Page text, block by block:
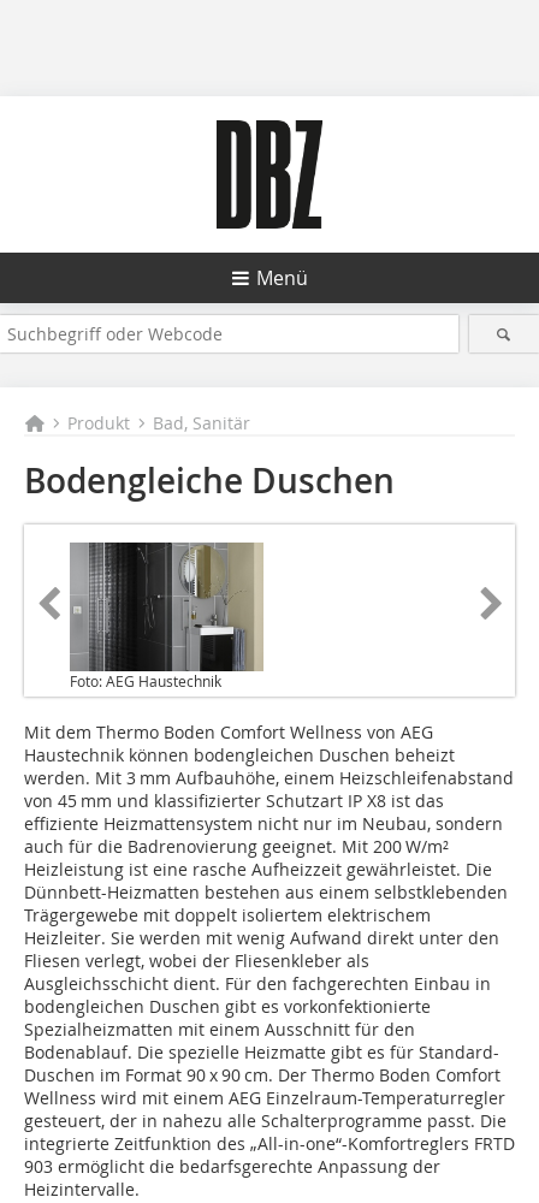
Menü
Produkt Bad, Sanitär
Bodengleiche Duschen
Foto: AEG Haustechnik
Mit dem Thermo Boden Comfort Wellness von AEG
Haustechnik können bodengleichen Duschen beheizt
werden. Mit 3 mm Aufbauhöhe, einem Heizschleifenabstand
von 45 mm und klassifizierter Schutzart IP X8 ist das
effiziente Heizmattensystem nicht nur im Neubau, sondern
auch für die Badrenovierung geeignet. Mit 200 W/m²
Heizleistung ist eine rasche Aufheizzeit gewährleistet. Die
Dünnbett-Heizmatten bestehen aus einem selbstklebenden
Trägergewebe mit doppelt isoliertem elektrischem
Heizleiter. Sie werden mit wenig Aufwand direkt unter den
Fliesen verlegt, wobei der Fliesenkleber als
Ausgleichsschicht dient. Für den fachgerechten Einbau in
bodengleichen Duschen gibt es vorkonfektionierte
Spezialheizmatten mit einem Ausschnitt für den
Bodenablauf. Die spezielle Heizmatte gibt es für Standard-
Duschen im Format 90 x 90 cm. Der Thermo Boden Comfort
Wellness wird mit einem AEG Einzelraum-Temperaturregler
gesteuert, der in nahezu alle Schalterprogramme passt. Die
integrierte Zeitfunktion des „All-in-one“-Komfortreglers FRTD
903 ermöglicht die bedarfsgerechte Anpassung der
Heizintervalle.